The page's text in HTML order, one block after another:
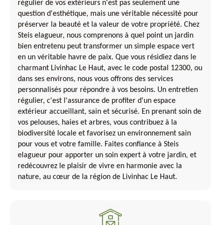
régulier de vos extérieurs n'est pas seulement une
question d'esthétique, mais une véritable nécessité pour
préserver la beauté et la valeur de votre propriété. Chez
Steis elagueur, nous comprenons à quel point un jardin
bien entretenu peut transformer un simple espace vert
en un véritable havre de paix. Que vous résidiez dans le
charmant Livinhac Le Haut, avec le code postal 12300, ou
dans ses environs, nous vous offrons des services
personnalisés pour répondre à vos besoins. Un entretien
régulier, c'est l'assurance de profiter d'un espace
extérieur accueillant, sain et sécurisé. En prenant soin de
vos pelouses, haies et arbres, vous contribuez à la
biodiversité locale et favorisez un environnement sain
pour vous et votre famille. Faites confiance à Steis
elagueur pour apporter un soin expert à votre jardin, et
redécouvrez le plaisir de vivre en harmonie avec la
nature, au cœur de la région de Livinhac Le Haut.